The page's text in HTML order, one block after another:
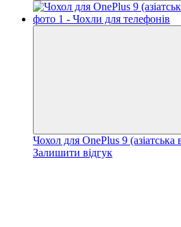
Чохол для OnePlus 9 (азіатська
Залишити відгук